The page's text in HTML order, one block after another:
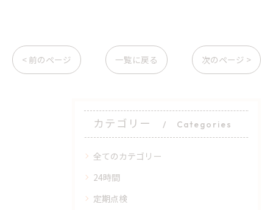
< 前のページ 一覧に戻る 次のページ >
カテゴリー Categories
全てのカテゴリー
24時間
定期点検